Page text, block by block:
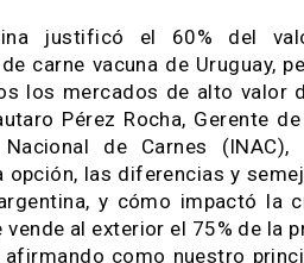
ni en otros destinos
China justificó el
de carne vacuna de
a todos los mercados de
Lautaro Pérez Rocha,